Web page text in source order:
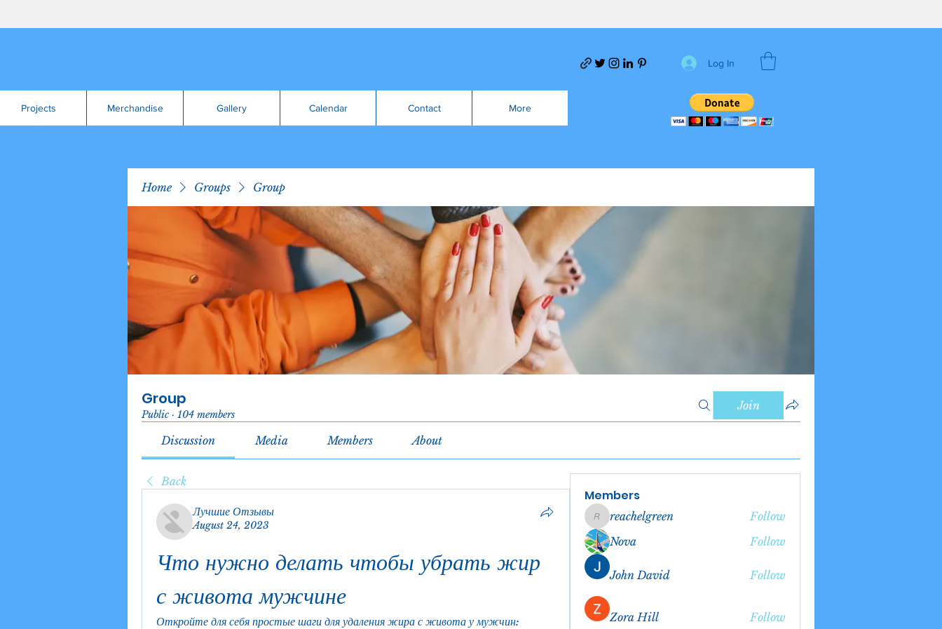
Log In
Projects Merchandise Gallery Calendar Contact More
Home Groups Group
Group
Public · 104 members
Join
Discussion Media Members About
Back
Лучшие Отзывы
August 24, 2023
Что нужно делать чтобы убрать жир
с живота мужчине
Откройте для себя простые шаги для удаления жира с живота у мужчин:
Members
reachelgreen
reachelgreen
Follow
Nova
Follow
John David Follow
Zora Hill Follow